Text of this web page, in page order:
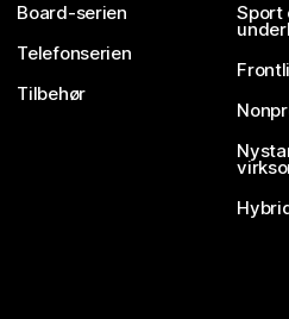
Board-serien
Telefonserien
Tilbehør
Sport